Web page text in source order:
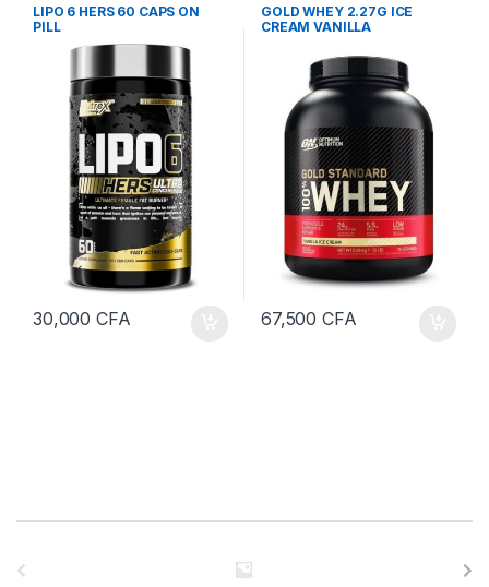
LIPO 6 HERS 60 CAPS ON
PILL
30,000CFA
GOLD WHEY 2.27G ICE
CREAM VANILLA
67,500CFA